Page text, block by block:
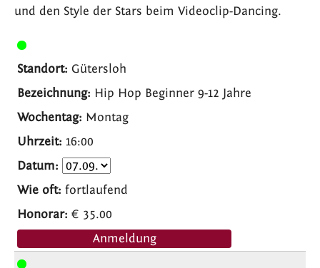
und den Style der Stars beim Videoclip-Dancing.
Gütersloh
Hip Hop Beginner 9-12 Jahre
Montag
16:00
fortlaufend
€ 35.00
Anmeldung